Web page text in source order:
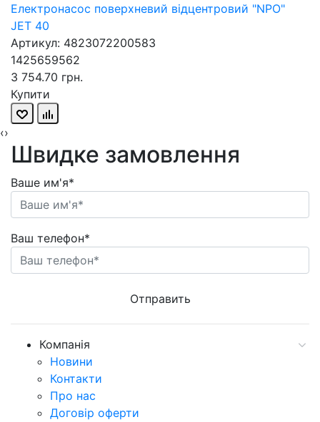
Електронасос поверхневий відцентровий "NPO"
JET 40
Артикул: 4823072200583
1425659562
3 754.70 грн.
Купити
‹›
Швидке замовлення
Ваше им'я*
Ваш телефон*
Компанія
Новини
Контакти
Про нас
Договір оферти